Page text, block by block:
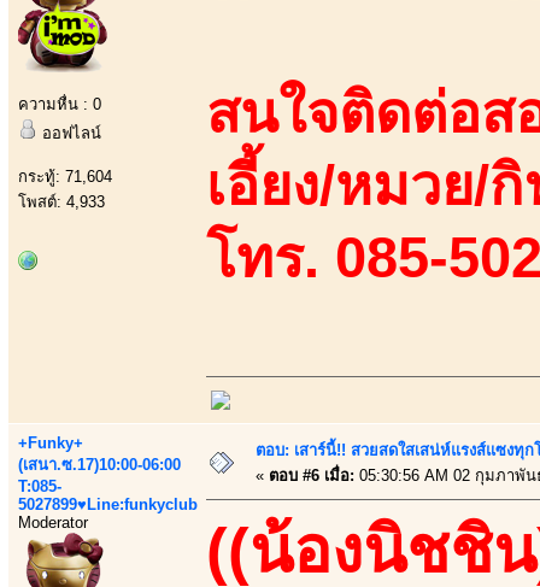
ความหื่น : 0
ออฟไลน์
กระทู้: 71,604
โพสต์: 4,933
สนใจติดต่อส
เอี้ยง/หมวย/
โทร. 085-
+Funky+
(เสนา.ซ.17)10:00-06:00
T:085-
5027899♥Line:funkyclub
Moderator
ตอบ: เสาร์นี้!! สวยสดใสเสน่ห์แรงส์แซงทุ
« ตอบ #6 เมื่อ: 05:30:56 AM 02 กุมภาพัน
((น้องนิชชิ